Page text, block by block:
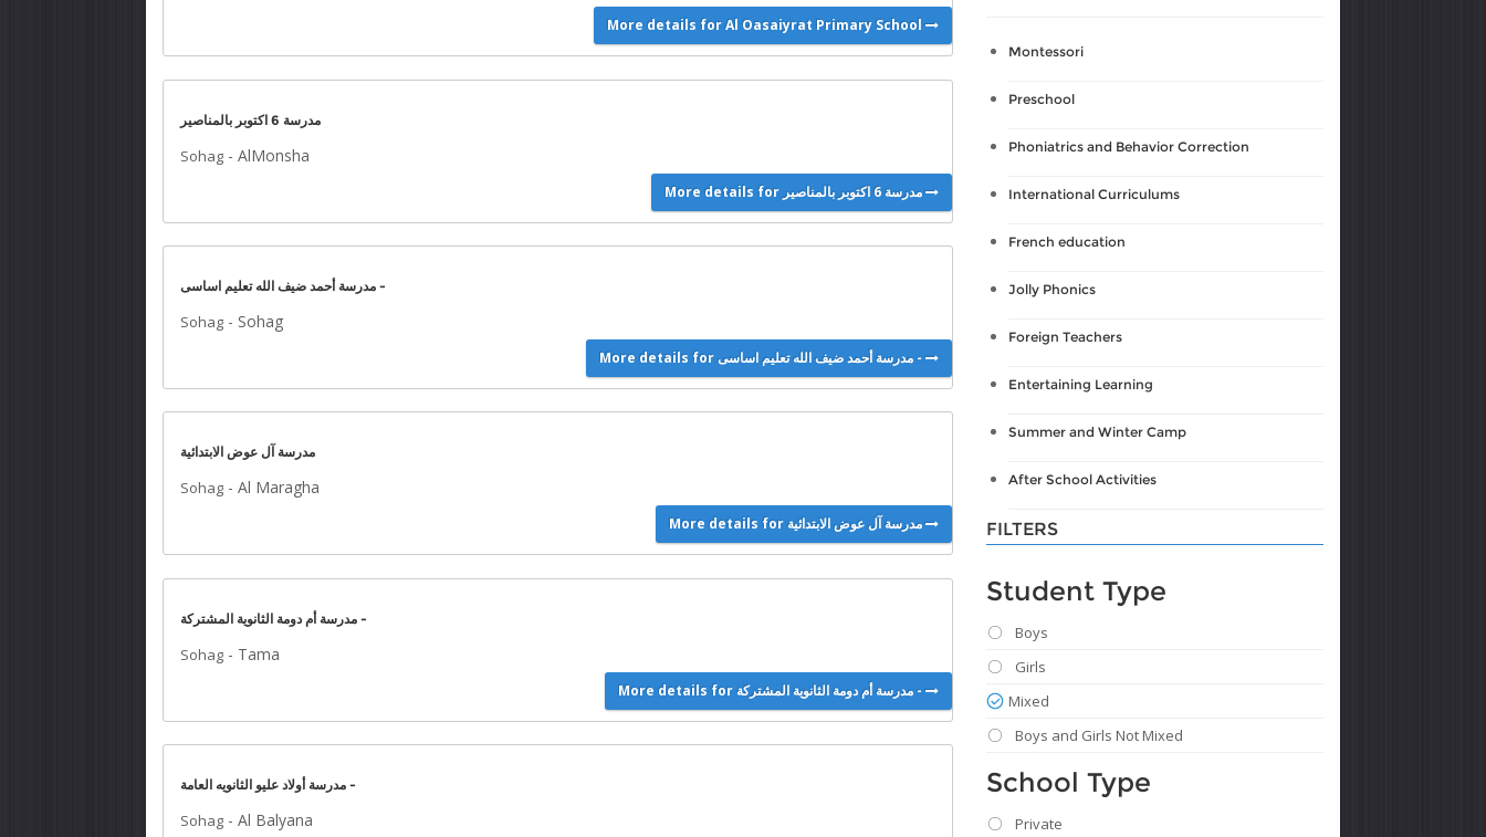
More details for Al Oasaiyrat Primary School
مدرسة 6 اكتوبر بالمناصير
Sohag - AlMonsha
More details for مدرسة 6 اكتوبر بالمناصير
مدرسة أحمد ضيف الله تعليم اساسى -
Sohag - Sohag
More details for مدرسة أحمد ضيف الله تعليم اساسى -
مدرسة آل عوض الابتدائية
Sohag - Al Maragha
More details for مدرسة آل عوض الابتدائية
مدرسة أم دومة الثانوية المشتركة -
Sohag - Tama
More details for مدرسة أم دومة الثانوية المشتركة -
مدرسة أولاد عليو الثانويه العامة -
Sohag - Al Balyana
Montessori
Preschool
Phoniatrics and Behavior Correction
International Curriculums
French education
Jolly Phonics
Foreign Teachers
Entertaining Learning
Summer and Winter Camp
After School Activities
FILTERS
Student Type
Boys
Girls
Mixed
Boys and Girls Not Mixed
School Type
Private